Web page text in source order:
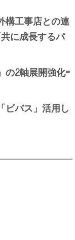
構工事店との連
に成長するパ
の2軸展開強化=
ビバス」活用し